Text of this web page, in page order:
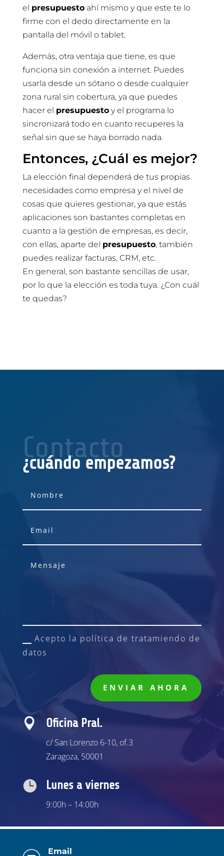
el presupuestoahí mismo y que este te lo
firme con el dedo directamente en la
pantalla del móvil o tablet.
Además, otra ventaja que tiene, es que
funciona sin conexión a internet. Puedes
usarla desde un sótano o desde cualquier
zona rural sin cobertura, ya que puedes
hacer el presupuestoy el programa lo
sincronizará todo en cuanto recuperes la
señal sin que se haya borrado nada.
Entonces, ¿Cuál es mejor?
La elección final dependerá de tus propias
necesidades como empresa y el nivel de
cosas que quieres gestionar, ya que estás
aplicaciones son bastantes completas en
cuanto a la gestión de empresas, es decir,
con ellas, aparte del presupuesto, también
puedes realizar facturas, CRM, etc.
En general, son bastante sencillas de usar,
por lo que la elección es toda tuya. ¿Con cuál
te quedas?
Contacto
¿cuándo empezamos?
Acepto la política de tratamiendo de
datos
ENVIAR AHORA
 Oficina Pral.
c/ San Lorenzo 6-10, of.3
Zaragoza, 50001
 Lunes a viernes
9:00h – 14:00h
Email